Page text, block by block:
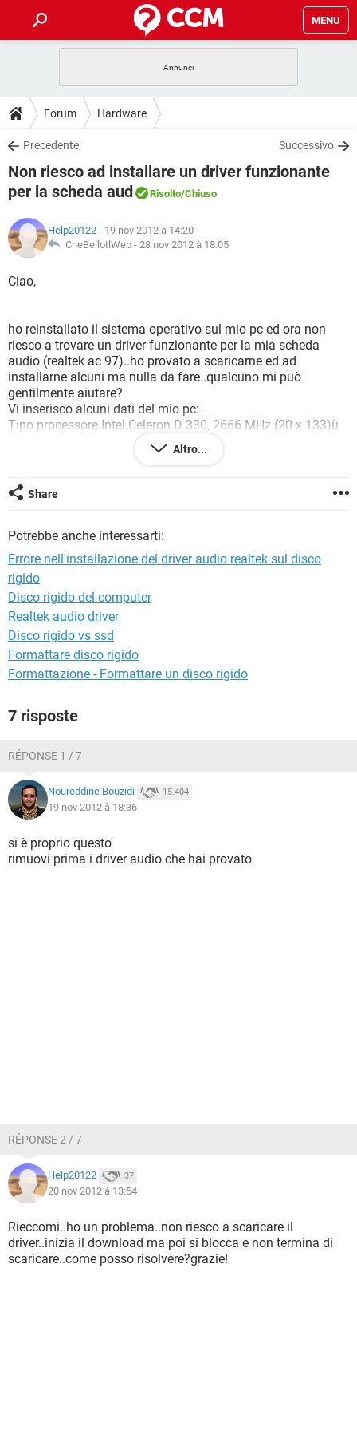
MENU
INTRATTENIMENTO
iOS
INSTAGRAM WHATSAPP
TIKTOK FACEBOOK
HARDWARE
GUIDE
COVID-19
iOS
TIKTOK FACEBOOK
DOWNLOAD
COVID-19 GAMING
INTRATTENIMENTO ANDROID
iOS WINDOWS 10
INSTAGRAM
TIKTOK
FORUM
INTRATTENIMENTO ANDROID
TIKTOK FACEBOOK
HARDWARE
GLOSSARIO
COVID-19
INTRATTENIMENTO
INSTAGRAM WHATSAPP
TIKTOK FACEBOOK
HARDWARE
Forum Hardware
Precedente Successivo
Non riesco ad installare un driver funzionante
per la scheda aud
Risolto/Chiuso
Help20122 - 19 nov 2012 à 14:20
CheBelloIlWeb - 28 nov 2012 à 18:05
Ciao,
ho reinstallato il sistema operativo sul mio pc ed ora non
riesco a trovare un driver funzionante per la mia scheda
audio (realtek ac 97)..ho provato a scaricarne ed ad
installarne alcuni ma nulla da fare..qualcuno mi può
gentilmente aiutare?
Vi inserisco alcuni dati del mio pc:
Tipo processore Intel Celeron D 330, 2666 MHz (20 x 133)ù
Nome scheda madre ASRock P4i65G
Periferiche integrate Audio, Video, LAN
Tipo BIOS AMI
Versione BIOS P1.40
Scheda audio Intel 82801EB ICH5 - AC'97 Audio Controller
[A-2/A-3] PCI
Sistema operativo Xp professional sp2
Grazie per l'aiuto!
Altro...
Share
Potrebbe anche interessarti:
Errore nell'installazione del driver audio realtek sul disco
rigido
Disco rigido del computer
Realtek audio driver
Disco rigido vs ssd
Formattare disco rigido
Formattazione - Formattare un disco rigido
7 risposte
RÉPONSE 1 / 7
Noureddine Bouzidi 15.404
19 nov 2012 à 18:36
si è proprio questo
rimuovi prima i driver audio che hai provato
RÉPONSE 2 / 7
Help20122 37
20 nov 2012 à 13:54
Rieccomi..ho un problema..non riesco a scaricare il
driver..inizia il download ma poi si blocca e non termina di
scaricare..come posso risolvere?grazie!